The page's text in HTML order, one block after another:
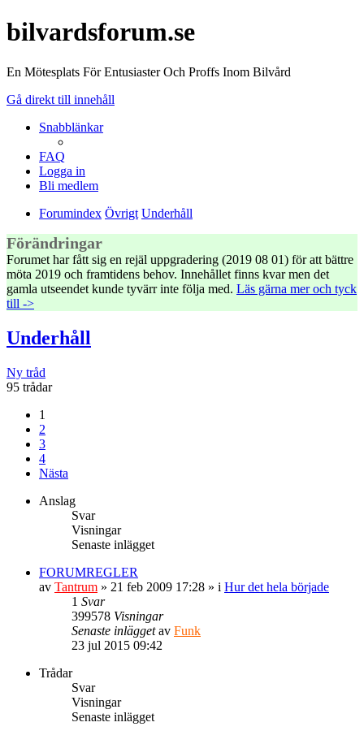
bilvardsforum.se
En Mötesplats För Entusiaster Och Proffs Inom Bilvård
Gå direkt till innehåll
Snabblänkar
FAQ
Logga in
Bli medlem
Forumindex Övrigt Underhåll
Förändringar
Forumet har fått sig en rejäl uppgradering (2019 08 01) för att bättre
möta 2019 och framtidens behov. Innehållet finns kvar men det
gamla utseendet kunde tyvärr inte följa med. Läs gärna mer och tyck
till ->
Underhåll
Ny tråd
95 trådar
1
2
3
4
Nästa
Anslag
Svar
Visningar
Senaste inlägget
FORUMREGLER
av Tantrum » 21 feb 2009 17:28 » i Hur det hela började
1 Svar
399578 Visningar
Senaste inläggetav Funk
23 jul 2015 09:42
Trådar
Svar
Visningar
Senaste inlägget